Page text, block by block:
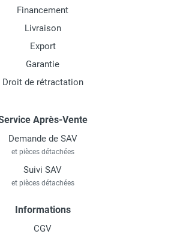
Financement
Livraison
Export
Garantie
Droit de rétractation
Après-Vente
Demande de SAV
et pièces détachées
Suivi SAV
et pièces détachées
Informations
CGV